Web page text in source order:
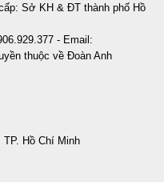
Sở KH & ĐT thành phố Hồ
- Email:
thuộc về Đoàn Anh
Hồ Chí Minh